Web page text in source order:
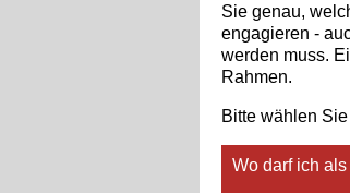
Sie genau,
engagieren -
werden muss.
Rahmen.
Bitte wählen
Wo darf ich